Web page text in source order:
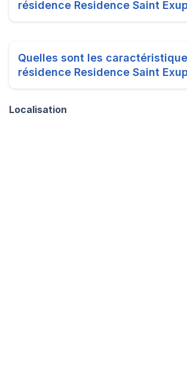
résidence Residence Saint
Quelles sont les
résidence Residence Saint
Localisation